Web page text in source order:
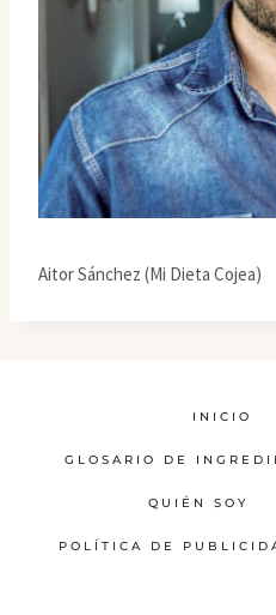
Aitor Sánchez (Mi Dieta Cojea)
INICIO
GLOSARIO DE
QUIÉN SOY
POLÍTICA DE